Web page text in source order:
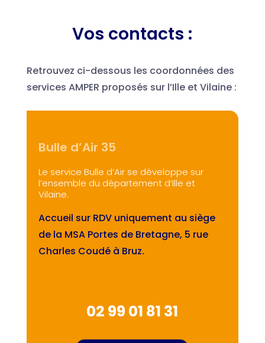
Vos contacts :
Retrouvez ci-dessous les coordonnées des
services AMPER proposés sur l’Ille et Vilaine :
Bulle d’Air 35
Le service Bulle d’Air se développe sur
l’ensemble du département d’Ille et
Vilaine.
Accueil sur RDV uniquement au siège
de la MSA Portes de Bretagne, 5 rue
Charles Coudé à Bruz.
02 99 01 81 31